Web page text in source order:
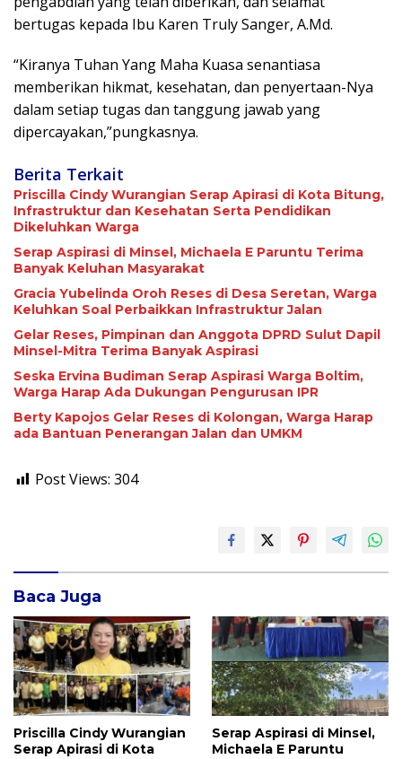
bertugas kepada Ibu Karen Truly Sanger, A.Md.
“Kiranya Tuhan Yang Maha Kuasa senantiasa
memberikan hikmat, kesehatan, dan penyertaan-Nya
dalam setiap tugas dan tanggung jawab yang
dipercayakan,”pungkasnya.
Berita Terkait
Priscilla Cindy Wurangian Serap Apirasi di Kota Bitung,
Infrastruktur dan Kesehatan Serta Pendidikan
Dikeluhkan Warga
Serap Aspirasi di Minsel, Michaela E Paruntu Terima
Banyak Keluhan Masyarakat
Gracia Yubelinda Oroh Reses di Desa Seretan, Warga
Keluhkan Soal Perbaikkan Infrastruktur Jalan
Gelar Reses, Pimpinan dan Anggota DPRD Sulut Dapil
Minsel-Mitra Terima Banyak Aspirasi
Seska Ervina Budiman Serap Aspirasi Warga Boltim,
Warga Harap Ada Dukungan Pengurusan IPR
Berty Kapojos Gelar Reses di Kolongan, Warga Harap
ada Bantuan Penerangan Jalan dan UMKM
Post Views: 304
Baca Juga
Priscilla Cindy Wurangian
Serap Apirasi di Kota
Serap Aspirasi di Minsel,
Michaela E Paruntu